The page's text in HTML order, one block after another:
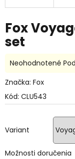
Fox
set
Kód: CLU543
Variant
Možnosti doručenia
Priemerné
produktu
0,0
hviezdičiek.
Neohodnotené
Značka: Fox